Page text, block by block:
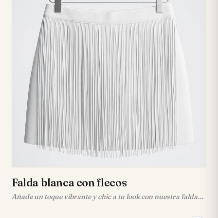
plateados en el cuello y las solapas que capturan miradas. •
🔒 **Cierre Asimétrico Distintivo:** Cremallera frontal
asimétrica con tirador único que añade un toque moderno y
atrevido. • 📱 **Bolsillos Funcionales:** Dos bolsillos
delanteros con cremallera (uno en el pecho, otro lateral)
para guardar tus esenciales de forma segura. • 📏
**Cinturón Ajustable:** Cinturón en la cintura con hebilla
plateada que permite un ajuste perfecto y una silueta
definida. • 💪 **Detalles Auténticos:** Hombreras con
botones a presión y puños con cremallera que realzan su
estética rockera. • ⚙️ **Herrajes Plateados:** Todos los
elementos metálicos, incluyendo cremalleras y hebillas, son
en tono plateado para un acabado cohesivo. • 👕 **Talla
Disponible:** Ofrecida en talla M, ideal para un ajuste
estilizado y favorecedor.
Falda blanca con flecos
Añade un toque vibrante y chic a tu look con nuestra falda
corta blanca, diseñada para captar todas las miradas y